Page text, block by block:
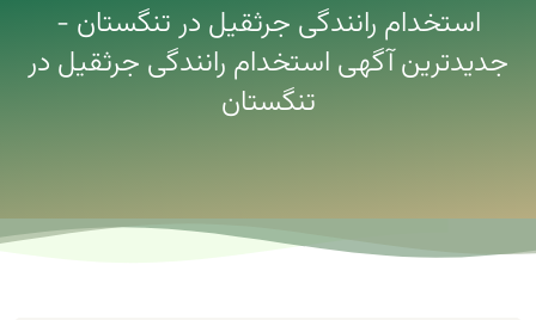
استخدام رانندگی جرثقیل در تنگستان -
جدیدترین آگهی استخدام رانندگی جرثقیل در
تنگستان